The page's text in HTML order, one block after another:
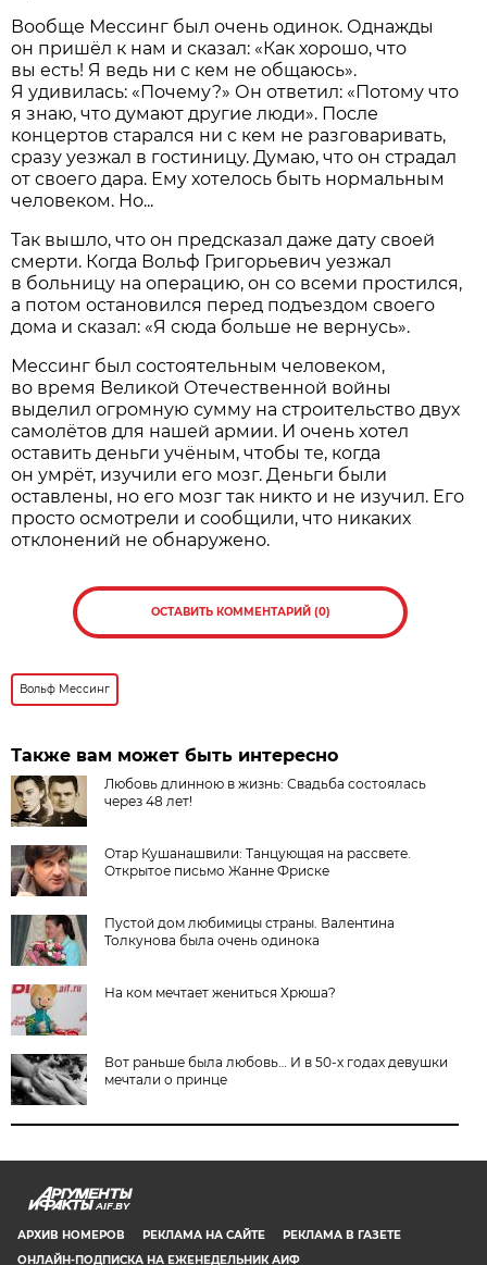
Вообще Мессинг был очень одинок. Однажды
он пришёл к нам и сказал: «Как хорошо, что
вы есть! Я ведь ни с кем не общаюсь».
Я удивилась: «Почему?» Он ответил: «Потому что
я знаю, что думают другие люди». После
концертов старался ни с кем не разговаривать,
сразу уезжал в гостиницу. Думаю, что он страдал
от своего дара. Ему хотелось быть нормальным
человеком. Но...
Так вышло, что он предсказал даже дату своей
смерти. Когда Вольф Григорьевич уезжал
в больницу на операцию, он со всеми простился,
а потом остановился перед подъездом своего
дома и сказал: «Я сюда больше не вернусь».
Мессинг был состоятельным человеком,
во время Великой Отечественной войны
выделил огромную сумму на строительство двух
самолётов для нашей армии. И очень хотел
оставить деньги учёным, чтобы те, когда
он умрёт, изучили его мозг. Деньги были
оставлены, но его мозг так никто и не изучил. Его
просто осмотрели и сообщили, что никаких
отклонений не обнаружено.
ОСТАВИТЬ КОММЕНТАРИЙ (0)
Вольф Мессинг
Также вам может быть интересно
Любовь длинною в жизнь: Свадьба состоялась
через 48 лет!
Отар Кушанашвили: Танцующая на рассвете.
Открытое письмо Жанне Фриске
Пустой дом любимицы страны. Валентина
Толкунова была очень одинока
На ком мечтает жениться Хрюша?
Вот раньше была любовь… И в 50-х годах девушки
мечтали о принце
AIF.BY
АРХИВ НОМЕРОВ РЕКЛАМА НА САЙТЕ
РЕКЛАМА В ГАЗЕТЕ
ОНЛАЙН-ПОДПИСКА НА ЕЖЕНЕДЕЛЬНИК АИФ